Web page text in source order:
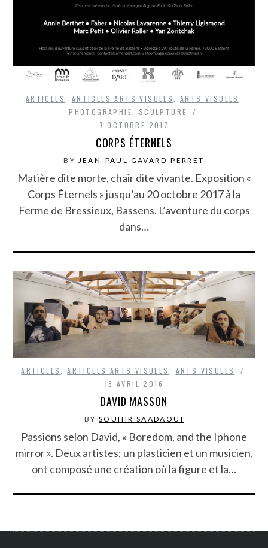
ARTICLES ARTICLES ARTS VISUELS ARTS VISUELS
PHOTOGRAPHIE
SCULPTURE
7 OCTOBRE 2017
CORPS ÉTERNELS
BY JEAN-PAUL GAVARD-PERRET
Matière dite morte, chair dite vivante. Exposition «
Corps Éternels » jusqu’au 20 octobre 2017 à la
Ferme de Bressieux, Bassens. L’aventure du corps
dans…
ARTICLES ,ARTICLES ARTS VISUELS
ARTS VISUELS
18 AVRIL 2016
DAVID MASSON
BYSOUHIR SAADAOUI
Passions selon David, « Boredom, and the Iphone
mirror ». Deux artistes; un plasticien et un musicien,
ont composé une création où la figure et la…